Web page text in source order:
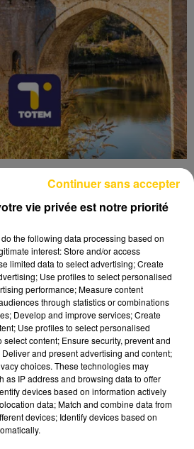
6 sec)
6 sec
CAHORS DU 14/05/25
vie privée est notre priorité
do the following data processing based on
interest: Store and/or access
limited data to select advertising; Create
Use profiles to select personalised
performance; Measure content
through statistics or combinations
Develop and improve services; Create
Use profiles to select personalised
content; Ensure security, prevent and
and present advertising and content;
choices. These technologies may
as IP address and browsing data to offer
devices based on information actively
data; Match and combine data from
devices; Identify devices based on
Continuer sans accepter